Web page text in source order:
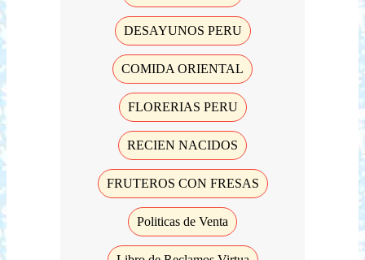
DESAYUNOS PERU
COMIDA ORIENTAL
FLORERIAS PERU
RECIEN NACIDOS
FRUTEROS CON FRESAS
Politicas de Venta